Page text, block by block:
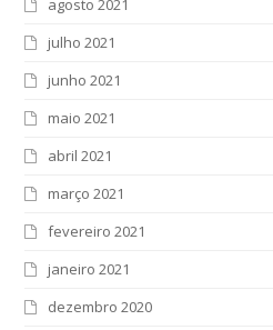
agosto 2021
julho 2021
junho 2021
maio 2021
abril 2021
março 2021
fevereiro 2021
janeiro 2021
dezembro 2020